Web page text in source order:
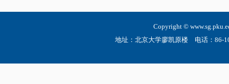
Copyright ©
地址：北京大学廖凯原楼 电话：86-